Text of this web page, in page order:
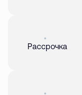
Рассрочка